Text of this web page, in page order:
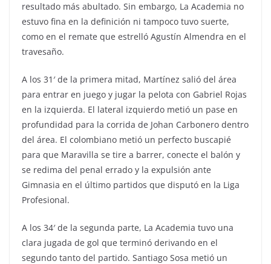
resultado más abultado. Sin embargo, La Academia no
estuvo fina en la definición ni tampoco tuvo suerte,
como en el remate que estrelló Agustín Almendra en el
travesaño.
A los 31′ de la primera mitad, Martínez salió del área
para entrar en juego y jugar la pelota con Gabriel Rojas
en la izquierda. El lateral izquierdo metió un pase en
profundidad para la corrida de Johan Carbonero dentro
del área. El colombiano metió un perfecto buscapié
para que Maravilla se tire a barrer, conecte el balón y
se redima del penal errado y la expulsión ante
Gimnasia en el último partidos que disputó en la Liga
Profesional.
A los 34′ de la segunda parte, La Academia tuvo una
clara jugada de gol que terminó derivando en el
segundo tanto del partido. Santiago Sosa metió un